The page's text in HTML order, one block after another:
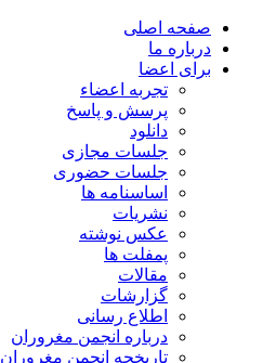
صفحه اصلی
درباره ما
برای اعضا
تجربه اعضاء
پرسش و پاسخ
دانلود
جلسات مجازی
جلسات حضوری
اساسنامه ها
نشریات
عکس نوشته
پمفلت ها
مقالات
گزارشات
اطلاع رسانی
درباره انجمن مغروران
تاریخچه انجمن مغروران